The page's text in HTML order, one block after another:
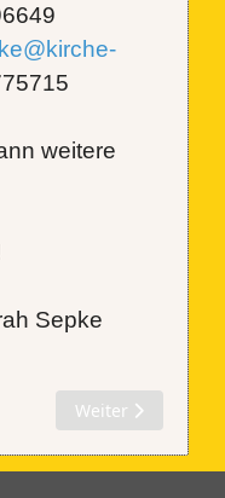
weitere
Sepke
Woche gegen
Nächster Beitrag:
Weiter